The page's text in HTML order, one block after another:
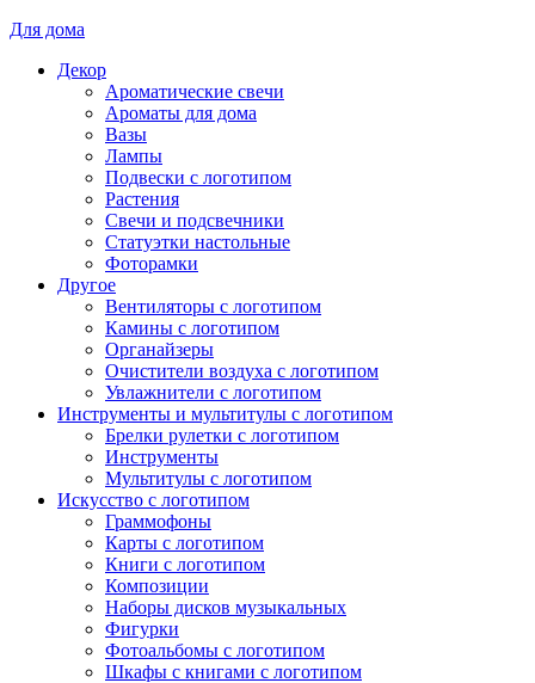
Для дома
Декор
Ароматические свечи
Ароматы для дома
Вазы
Лампы
Подвески с логотипом
Растения
Свечи и подсвечники
Статуэтки настольные
Фоторамки
Другое
Вентиляторы с логотипом
Камины с логотипом
Органайзеры
Очистители воздуха с логотипом
Увлажнители с логотипом
Инструменты и мультитулы с логотипом
Брелки рулетки с логотипом
Инструменты
Мультитулы с логотипом
Искусство с логотипом
Граммофоны
Карты с логотипом
Книги с логотипом
Композиции
Наборы дисков музыкальных
Фигурки
Фотоальбомы с логотипом
Шкафы с книгами с логотипом